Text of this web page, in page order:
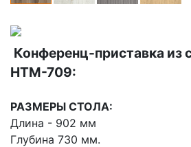
Конференц-приставка из
НТМ-709:
РАЗМЕРЫ СТОЛА:
Длина - 902 мм
Глубина 730 мм.